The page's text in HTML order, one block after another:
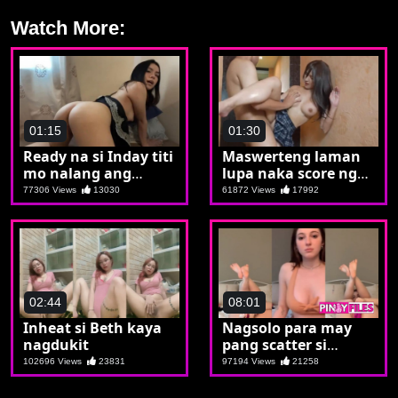
Watch More:
01:15
Ready na si Inday titi
mo nalang ang
inaantay
77306 Views 13030
01:30
Maswerteng laman
lupa naka score ng
maganda
61872 Views 17992
02:44
Inheat si Beth kaya
nagdukit
102696 Views 23831
08:01
Nagsolo para may
pang scatter si
Soccoro
97194 Views 21258